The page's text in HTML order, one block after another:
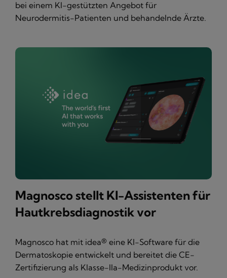
bei einem KI-gestützten Angebot für
Neurodermitis-Patienten und behandelnde Ärzte.
Magnosco stellt KI-Assistenten für
Hautkrebsdiagnostik vor
Magnosco hat mit idea® eine KI-Software für die
Dermatoskopie entwickelt und bereitet die CE-
Zertifizierung als Klasse-IIa-Medizinprodukt vor.